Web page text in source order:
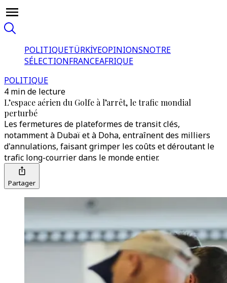
POLITIQUETÜRKİYEOPINIONSNOTRE
SÉLECTIONFRANCEAFRIQUE
POLITIQUE
4 min de lecture
L’espace aérien du Golfe à l’arrêt, le trafic mondial
perturbé
Les fermetures de plateformes de transit clés,
notamment à Dubaï et à Doha, entraînent des milliers
d'annulations, faisant grimper les coûts et déroutant le
trafic long-courrier dans le monde entier.
Partager